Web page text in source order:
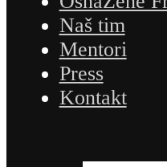
Naš tim
Mentori
Press
Kontakt